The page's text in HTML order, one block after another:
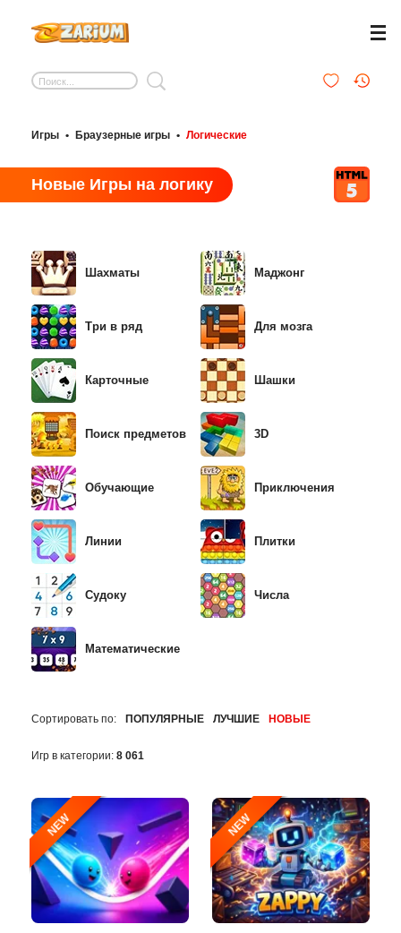
Игры • Браузерные игры • Логические
Новые Игры на логику
Шахматы Маджонг
Три в ряд Для мозга
Карточные Шашки
Поиск предметов 3D
Обучающие Приключения
Линии Плитки
Судоку Числа
Математические
Сортировать по: ПОПУЛЯРНЫЕ ЛУЧШИЕ НОВЫЕ
Игр в категории: 8 061
NEW NEW